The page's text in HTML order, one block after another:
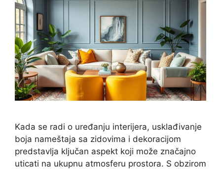
Kada se radi o uređanju interijera, usklađivanje
boja nameštaja sa zidovima i dekoracijom
predstavlja ključan aspekt koji može značajno
uticati na ukupnu atmosferu prostora. S obzirom